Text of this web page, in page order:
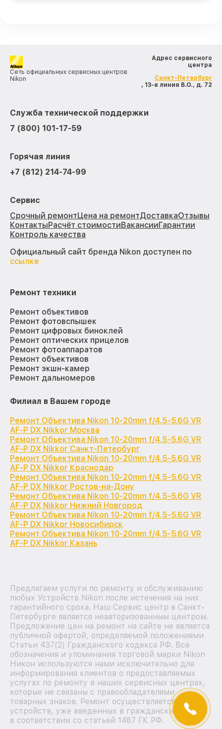
Сеть официальных сервисных центров
Nikon
Адрес сервисного
центра
Санкт-Петербург
, 13-я линия В.О., д. 72
Служба технической поддержки
7 (800) 101-17-59
Горячая линия
+7 (812) 214-74-99
Сервис
Срочный ремонтЦена на ремонтДоставкаОтзывы
КонтактыРасчёт стоимостиВакансииГарантии
Контроль качества
Официальный сайт бренда Nikon доступен по
ссылке
Ремонт техники
Ремонт объективов
Ремонт фотовспышек
Ремонт цифровых биноклей
Ремонт оптических прицелов
Ремонт фотоаппаратов
Ремонт объективов
Ремонт экшн-камер
Ремонт дальномеров
Филиал в Вашем городе
Ремонт Объектива Nikon 10-20mm f/4.5-5.6G VR
AF-P DX Nikkor Москва
Ремонт Объектива Nikon 10-20mm f/4.5-5.6G VR
AF-P DX Nikkor Санкт-Петербург
Ремонт Объектива Nikon 10-20mm f/4.5-5.6G VR
AF-P DX Nikkor Краснодар
Ремонт Объектива Nikon 10-20mm f/4.5-5.6G VR
AF-P DX Nikkor Ростов-на-Дону
Ремонт Объектива Nikon 10-20mm f/4.5-5.6G VR
AF-P DX Nikkor Нижний Новгород
Ремонт Объектива Nikon 10-20mm f/4.5-5.6G VR
AF-P DX Nikkor Новосибирск
Ремонт Объектива Nikon 10-20mm f/4.5-5.6G VR
AF-P DX Nikkor Казань
Предлагаем услуги по ремонту и обслуживанию
любых Устройств Nikon после истечения на них
гарантийного срока. Наш Сервис центр в Санкт-
Петербурге является неавторизованным центром.
Предложение цен на ремонт на сайте не является
публичной офертой, определяемой положениями
Статьи 437(2) Гражданского кодекса РФ. Все
обозначения и упоминания торговой марки Nikon
Никон используются нами исключительно для
информирования клиентов о предоставляемых
услугах по ремонту в наших сервисных центрах,
которые не связаны с правообладателями
товарных знаков. Ремонт осуществляется для
устройств, уже введенных в гражданский оборот
в соответствии со статьей 1487 ГК РФ.